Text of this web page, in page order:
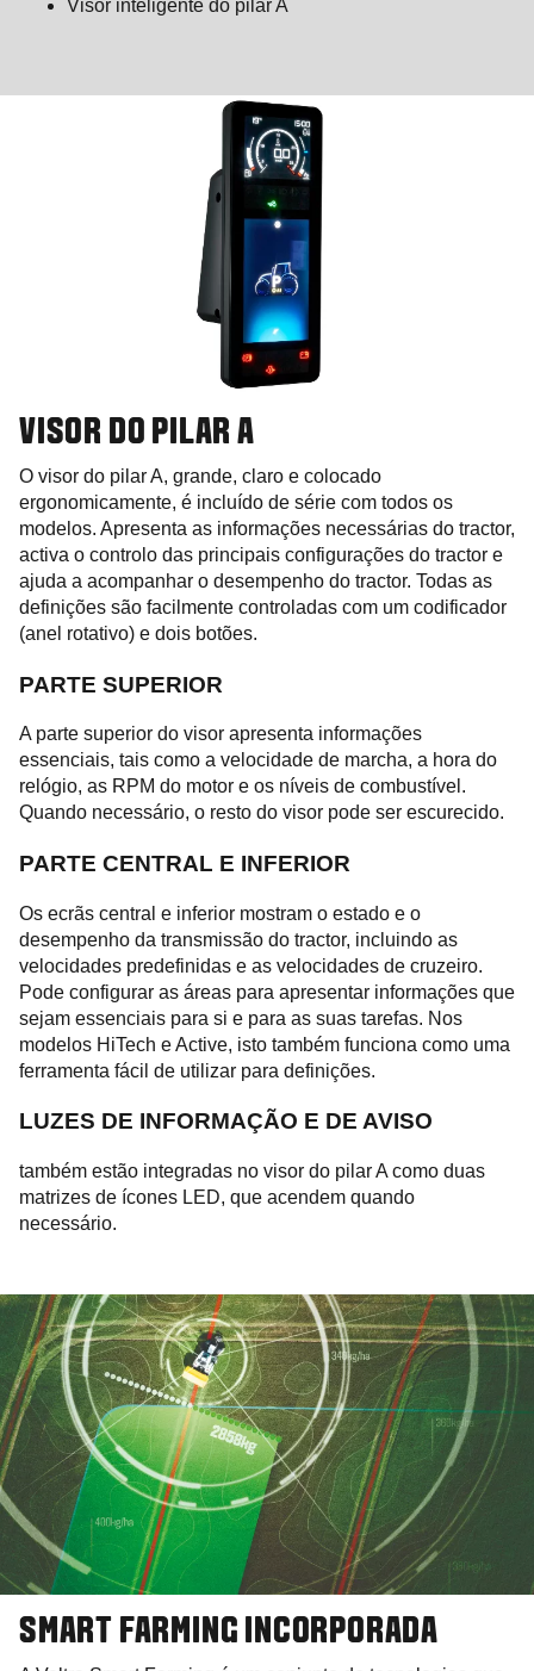
Visor inteligente do pilar A
VISOR DO PILAR A
O visor do pilar A, grande, claro e colocado
ergonomicamente, é incluído de série com todos os
modelos. Apresenta as informações necessárias do tractor,
activa o controlo das principais configurações do tractor e
ajuda a acompanhar o desempenho do tractor. Todas as
definições são facilmente controladas com um codificador
(anel rotativo) e dois botões.
PARTE SUPERIOR
A parte superior do visor apresenta informações
essenciais, tais como a velocidade de marcha, a hora do
relógio, as RPM do motor e os níveis de combustível.
Quando necessário, o resto do visor pode ser escurecido.
PARTE CENTRAL E INFERIOR
Os ecrãs central e inferior mostram o estado e o
desempenho da transmissão do tractor, incluindo as
velocidades predefinidas e as velocidades de cruzeiro.
Pode configurar as áreas para apresentar informações que
sejam essenciais para si e para as suas tarefas. Nos
modelos HiTech e Active, isto também funciona como uma
ferramenta fácil de utilizar para definições.
LUZES DE INFORMAÇÃO E DE AVISO
também estão integradas no visor do pilar A como duas
matrizes de ícones LED, que acendem quando
necessário.
SMART FARMING INCORPORADA